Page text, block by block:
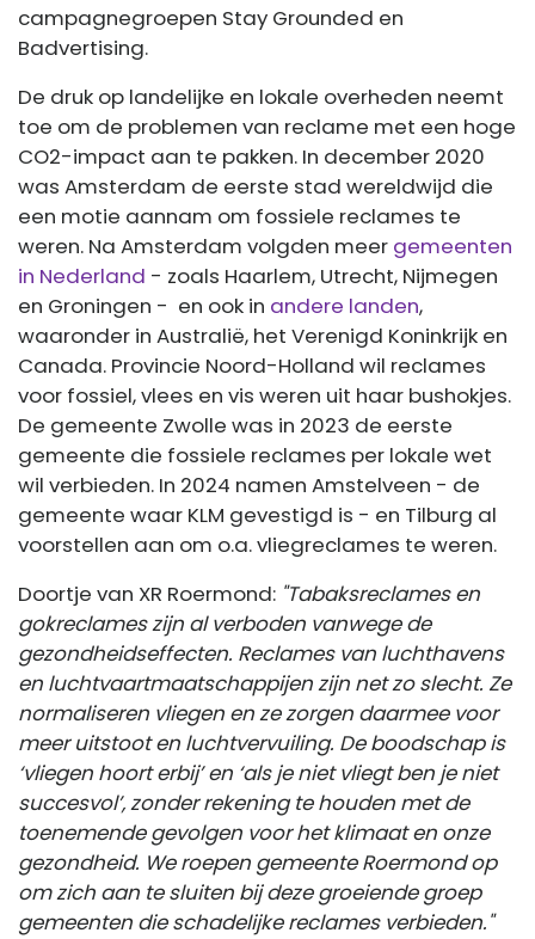
campagnegroepen Stay Grounded en
Badvertising.
De druk op landelijke en lokale overheden neemt
toe om de problemen van reclame met een hoge
CO2-impact aan te pakken. In december 2020
was Amsterdam de eerste stad wereldwijd die
een motie aannam om fossiele reclames te
weren. Na Amsterdam volgden meer gemeenten
in Nederland - zoals Haarlem, Utrecht, Nijmegen
en Groningen - en ook in andere landen,
waaronder in Australië, het Verenigd Koninkrijk en
Canada. Provincie Noord-Holland wil reclames
voor fossiel, vlees en vis weren uit haar bushokjes.
De gemeente Zwolle was in 2023 de eerste
gemeente die fossiele reclames per lokale wet
wil verbieden. In 2024 namen Amstelveen - de
gemeente waar KLM gevestigd is - en Tilburg al
voorstellen aan om o.a. vliegreclames te weren.
Doortje van XR Roermond: "Tabaksreclames en
gokreclames zijn al verboden vanwege de
gezondheidseffecten. Reclames van luchthavens
en luchtvaartmaatschappijen zijn net zo slecht. Ze
normaliseren vliegen en ze zorgen daarmee voor
meer uitstoot en luchtvervuiling. De boodschap is
‘vliegen hoort erbij’ en ‘als je niet vliegt ben je niet
succesvol’, zonder rekening te houden met de
toenemende gevolgen voor het klimaat en onze
gezondheid. We roepen gemeente Roermond op
om zich aan te sluiten bij deze groeiende groep
gemeenten die schadelijke reclames verbieden."